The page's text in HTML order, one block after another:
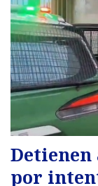
Detienen
por